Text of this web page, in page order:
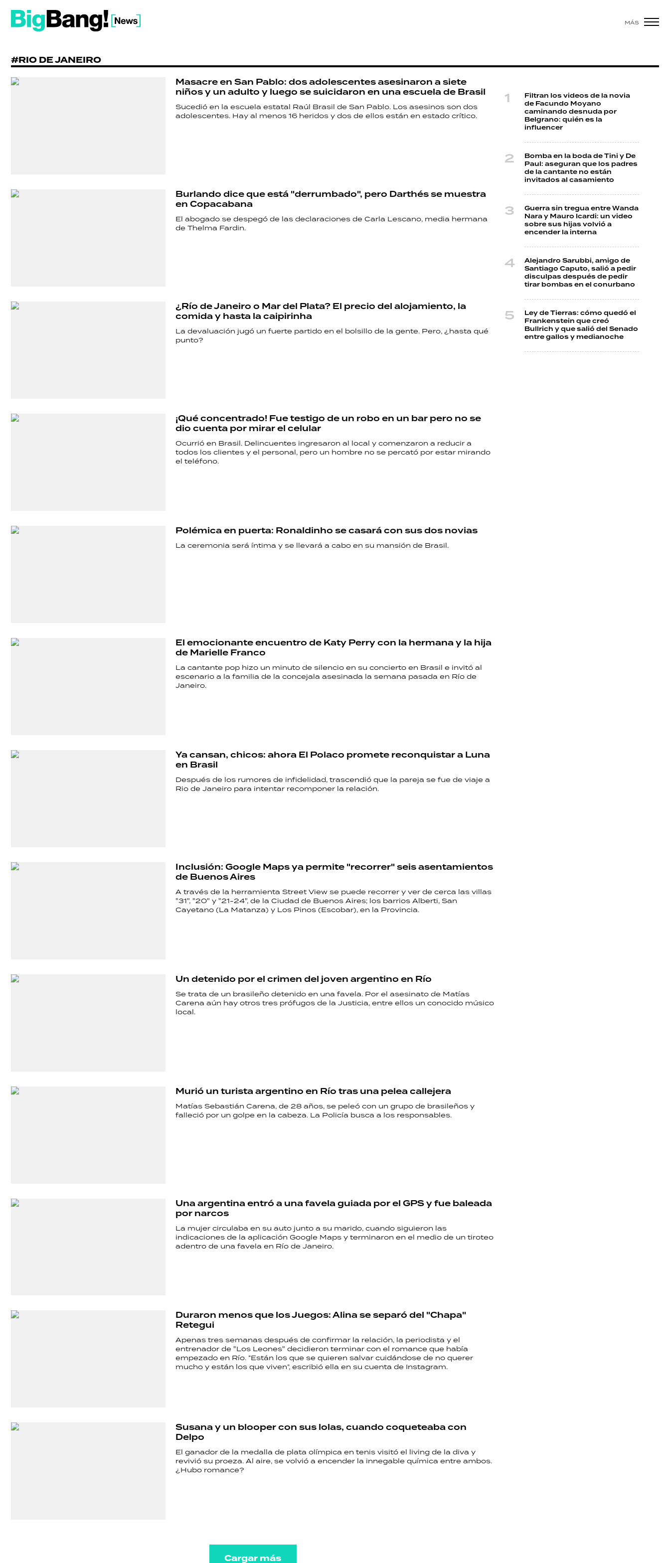
MÁS
#RIO DE JANEIRO
Masacre en San Pablo: dos adolescentes asesinaron a siete
niños y un adulto y luego se suicidaron en una escuela de Brasil
Sucedió en la escuela estatal Raúl Brasil de San Pablo. Los asesinos son dos
adolescentes. Hay al menos 16 heridos y dos de ellos están en estado crítico.
Burlando dice que está "derrumbado", pero Darthés se muestra
en Copacabana
El abogado se despegó de las declaraciones de Carla Lescano, media hermana
de Thelma Fardin.
¿Río de Janeiro o Mar del Plata? El precio del alojamiento, la
comida y hasta la caipirinha
La devaluación jugó un fuerte partido en el bolsillo de la gente. Pero, ¿hasta qué
punto?
¡Qué concentrado! Fue testigo de un robo en un bar pero no se
dio cuenta por mirar el celular
Ocurrió en Brasil. Delincuentes ingresaron al local y comenzaron a reducir a
todos los clientes y el personal, pero un hombre no se percató por estar mirando
el teléfono.
Polémica en puerta: Ronaldinho se casará con sus dos novias
La ceremonia será íntima y se llevará a cabo en su mansión de Brasil.
El emocionante encuentro de Katy Perry con la hermana y la hija
de Marielle Franco
La cantante pop hizo un minuto de silencio en su concierto en Brasil e invitó al
escenario a la familia de la concejala asesinada la semana pasada en Río de
Janeiro.
Ya cansan, chicos: ahora El Polaco promete reconquistar a Luna
en Brasil
Después de los rumores de infidelidad, trascendió que la pareja se fue de viaje a
Rio de Janeiro para intentar recomponer la relación.
Inclusión: Google Maps ya permite "recorrer" seis asentamientos
de Buenos Aires
A través de la herramienta Street View se puede recorrer y ver de cerca las villas
"31", "20" y "21-24", de la Ciudad de Buenos Aires; los barrios Alberti, San
Cayetano (La Matanza) y Los Pinos (Escobar), en la Provincia.
Un detenido por el crimen del joven argentino en Río
Se trata de un brasileño detenido en una favela. Por el asesinato de Matías
Carena aún hay otros tres prófugos de la Justicia, entre ellos un conocido músico
local.
Murió un turista argentino en Río tras una pelea callejera
Matías Sebastián Carena, de 28 años, se peleó con un grupo de brasileños y
falleció por un golpe en la cabeza. La Policía busca a los responsables.
Una argentina entró a una favela guiada por el GPS y fue baleada
por narcos
La mujer circulaba en su auto junto a su marido, cuando siguieron las
indicaciones de la aplicación Google Maps y terminaron en el medio de un tiroteo
adentro de una favela en Río de Janeiro.
Duraron menos que los Juegos: Alina se separó del "Chapa"
Retegui
Apenas tres semanas después de confirmar la relación, la periodista y el
entrenador de "Los Leones" decidieron terminar con el romance que había
empezado en Río. “Están los que se quieren salvar cuidándose de no querer
mucho y están los que viven”, escribió ella en su cuenta de Instagram.
Susana y un blooper con sus lolas, cuando coqueteaba con
Delpo
El ganador de la medalla de plata olímpica en tenis visitó el living de la diva y
revivió su proeza. Al aire, se volvió a encender la innegable química entre ambos.
¿Hubo romance?
Cargar más
Filtran los videos de la novia
de Facundo Moyano
caminando desnuda por
Belgrano: quién es la
influencer
Bomba en la boda de Tini y De
Paul: aseguran que los padres
de la cantante no están
invitados al casamiento
Guerra sin tregua entre Wanda
Nara y Mauro Icardi: un video
sobre sus hijas volvió a
encender la interna
Alejandro Sarubbi, amigo de
Santiago Caputo, salió a pedir
disculpas después de pedir
tirar bombas en el conurbano
Ley de Tierras: cómo quedó el
Frankenstein que creó
Bullrich y que salió del Senado
entre gallos y medianoche
ACTUALIDAD
POLICIALES
GRAN
DEPORTES
TECNOLOGÍA
RECETAS
Seguinos